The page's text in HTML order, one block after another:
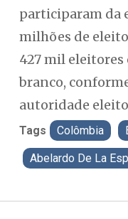
participaram da
milhões de
427 mil
branco,
autoridade
Tags Colômbia
Abelardo De La